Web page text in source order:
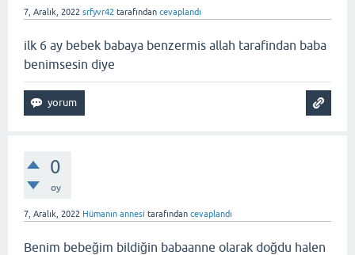
7, Aralık, 2022 srfyvr42 tarafından cevaplandı
ilk 6 ay bebek babaya benzermis allah tarafindan baba
benimsesin diye
0
oy
7, Aralık, 2022 Hümanın annesi tarafından cevaplandı
Benim bebeğim bildiğin babaanne olarak doğdu halen